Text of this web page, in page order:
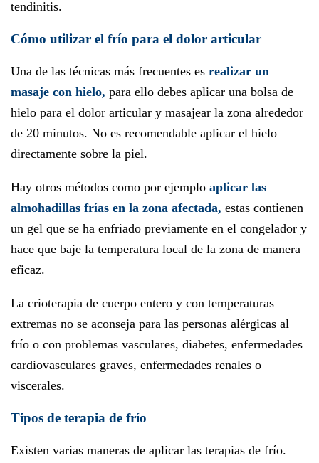
tendinitis.
Cómo utilizar el frío para el dolor articular
Una de las técnicas más frecuentes es realizar un
masaje con hielo, para ello debes aplicar una bolsa de
hielo para el dolor articular y masajear la zona alrededor
de 20 minutos. No es recomendable aplicar el hielo
directamente sobre la piel.
Hay otros métodos como por ejemplo aplicar las
almohadillas frías en la zona afectada, estas contienen
un gel que se ha enfriado previamente en el congelador y
hace que baje la temperatura local de la zona de manera
eficaz.
La crioterapia de cuerpo entero y con temperaturas
extremas no se aconseja para las personas alérgicas al
frío o con problemas vasculares, diabetes, enfermedades
cardiovasculares graves, enfermedades renales o
viscerales.
Tipos de terapia de frío
Existen varias maneras de aplicar las terapias de frío.